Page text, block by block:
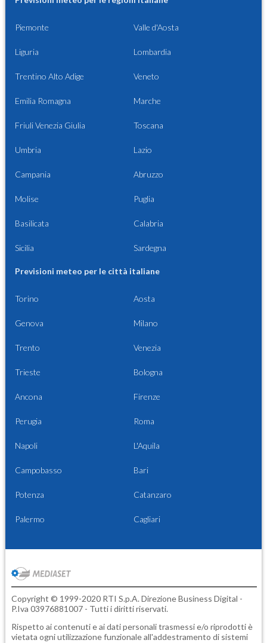
Piemonte Valle d'Aosta
Liguria Lombardia
Trentino Alto Adige Veneto
Emilia Romagna Marche
Friuli Venezia Giulia Toscana
Umbria Lazio
Campania Abruzzo
Molise Puglia
Basilicata Calabria
Sicilia Sardegna
Previsioni meteo per le città italiane
Torino Aosta
Genova Milano
Trento Venezia
Trieste Bologna
Ancona Firenze
Perugia Roma
Napoli L'Aquila
Campobasso Bari
Potenza Catanzaro
Palermo Cagliari
Copyright © 1999-2020 RTI S.p.A. Direzione Business Digital -
P.Iva 03976881007 - Tutti i diritti riservati.
Rispetto ai contenuti e ai dati personali trasmessi e/o riprodotti è
vietata ogni utilizzazione funzionale all'addestramento di sistemi